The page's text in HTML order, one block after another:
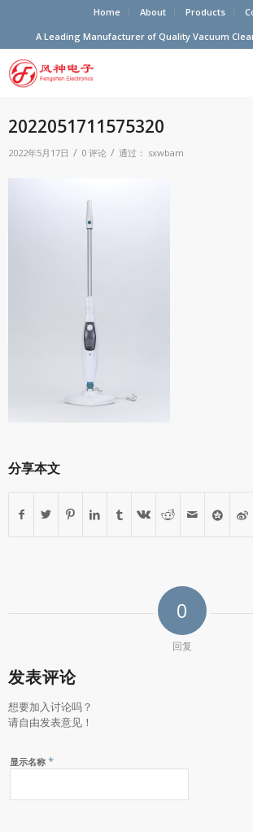
Home About Products
A Leading Manufacturer of Quality Vacuum
2022051711575320
2022年5月17日 / 0 评论 / 通过： sxwbam
分享本文
0
回复
发表评论
想要加入讨论吗？
请自由发表意见！
显示名称 *